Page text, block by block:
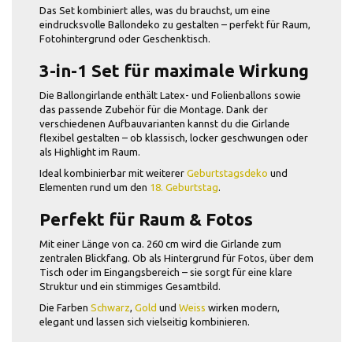
Das Set kombiniert alles, was du brauchst, um eine
eindrucksvolle Ballondeko zu gestalten – perfekt für Raum,
Fotohintergrund oder Geschenktisch.
3-in-1 Set für maximale Wirkung
Die Ballongirlande enthält Latex- und Folienballons sowie
das passende Zubehör für die Montage. Dank der
verschiedenen Aufbauvarianten kannst du die Girlande
flexibel gestalten – ob klassisch, locker geschwungen oder
als Highlight im Raum.
Ideal kombinierbar mit weiterer Geburtstagsdeko und
Elementen rund um den 18. Geburtstag.
Perfekt für Raum & Fotos
Mit einer Länge von ca. 260 cm wird die Girlande zum
zentralen Blickfang. Ob als Hintergrund für Fotos, über dem
Tisch oder im Eingangsbereich – sie sorgt für eine klare
Struktur und ein stimmiges Gesamtbild.
Die Farben Schwarz, Gold und Weiss wirken modern,
elegant und lassen sich vielseitig kombinieren.